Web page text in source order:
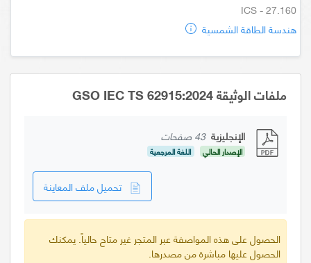
ICS - 27.160
هندسة الطاقة الشمسية
ملفات الوثيقة GSO IEC TS 62915:2024
الإنجليزية 43 صفحات
الإصدار الحالي اللغة المرجعية
تحميل ملف المعاينة
الحصول على هذه المواصفة عبر المتجر غير متاح حالياً. يمكنك
الحصول عليها مباشرة من مصدرها.